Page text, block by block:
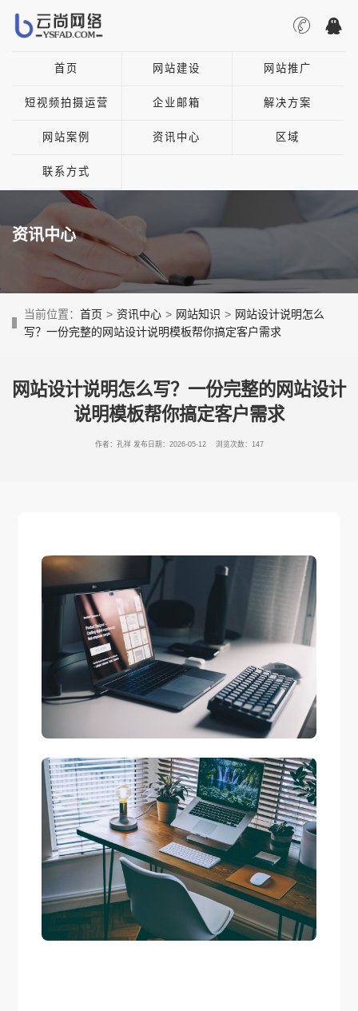
首页 网站建设 网站推广
短视频拍摄运营 企业邮箱 解决方案
网站案例 资讯中心 区域
联系方式
资讯中心
当前位置： 首页 > 资讯中心 > 网站知识 > 网站设计说明怎么
写？一份完整的网站设计说明模板帮你搞定客户需求
网站设计说明怎么写？一份完整的网站设计
说明模板帮你搞定客户需求
作者：孔祥 发布日期：2026-05-12 浏览次数：147